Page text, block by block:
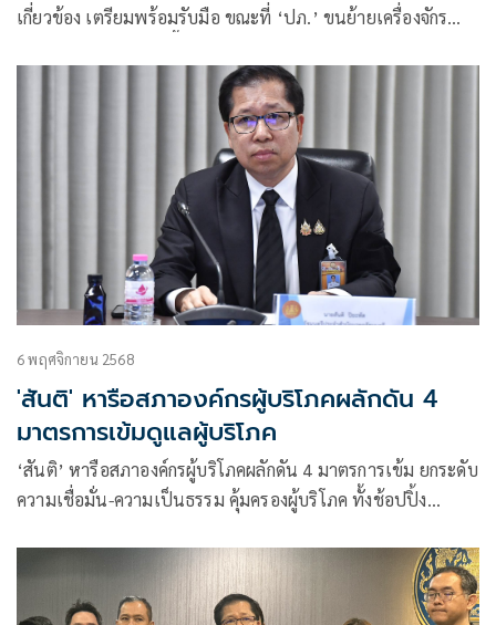
เกี่ยวข้อง เตรียมพร้อมรับมือ ขณะที่ ‘ปภ.’ ขนย้ายเครื่องจักร
จ่ายเงินเยียวยาไม่ต้องรอน้ำลด
6 พฤศจิกายน 2568
'สันติ' หารือสภาองค์กรผู้บริโภคผลักดัน 4
มาตรการเข้มดูแลผู้บริโภค
‘สันติ’ หารือสภาองค์กรผู้บริโภคผลักดัน 4 มาตรการเข้ม ยกระดับ
ความเชื่อมั่น-ความเป็นธรรม คุ้มครองผู้บริโภค ทั้งช้อปปิ้ง
สาธารณูปโภคหอพักราคาแพง